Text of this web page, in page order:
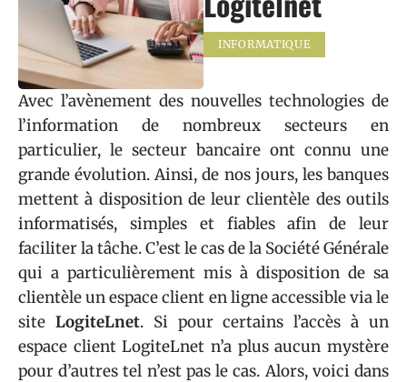
INFORMATIQUE
Avec l’avènement des nouvelles technologies de
l’information de nombreux secteurs en
particulier, le secteur bancaire ont connu une
grande évolution. Ainsi, de nos jours, les banques
mettent à disposition de leur clientèle des outils
informatisés, simples et fiables afin de leur
faciliter la tâche. C’est le cas de la Société Générale
qui a particulièrement mis à disposition de sa
clientèle un espace client en ligne accessible via le
site LogiteLnet. Si pour certains l’accès à un
espace client LogiteLnet n’a plus aucun mystère
pour d’autres tel n’est pas le cas. Alors, voici dans